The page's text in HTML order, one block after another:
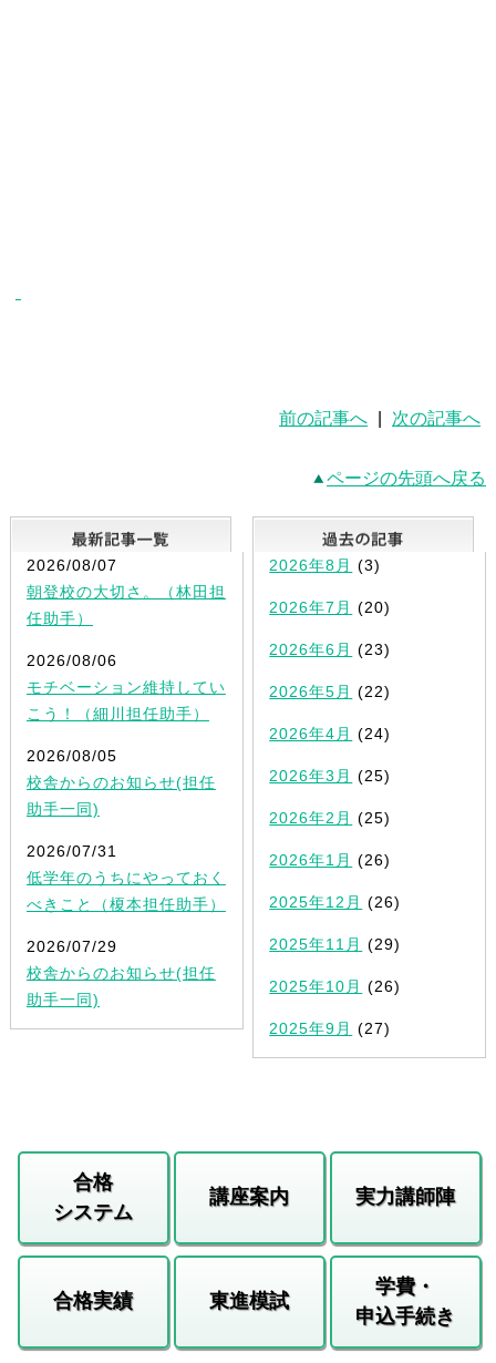
前の記事へ 次の記事へ
ページの先頭へ戻る
最新記事一覧
2026/08/07
朝登校の大切さ。（林田担
任助手）
2026/08/06
モチベーション維持してい
こう！（細川担任助手）
2026/08/05
校舎からのお知らせ(担任
助手一同)
2026/07/31
低学年のうちにやっておく
べきこと（榎本担任助手）
2026/07/29
校舎からのお知らせ(担任
助手一同)
2026年8月 (3)
2026年7月 (20)
2026年6月 (23)
2026年5月 (22)
2026年4月 (24)
2026年3月 (25)
2026年2月 (25)
2026年1月 (26)
2025年12月 (26)
2025年11月 (29)
2025年10月 (26)
2025年9月 (27)
合格
システム
講座案内 実力講師陣
合格実績 東進模試
学費・
申込手続き